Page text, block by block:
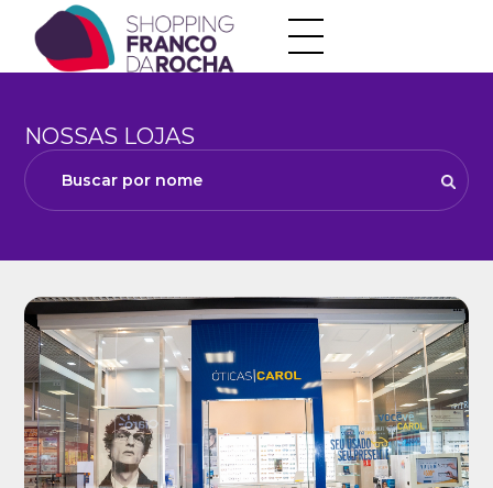
NOSSAS LOJAS
Buscar por nome